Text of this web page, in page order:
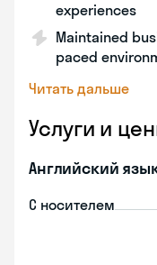
experiences
Maintained
paced
Читать дальше
Услуги и
Английский
С носителем